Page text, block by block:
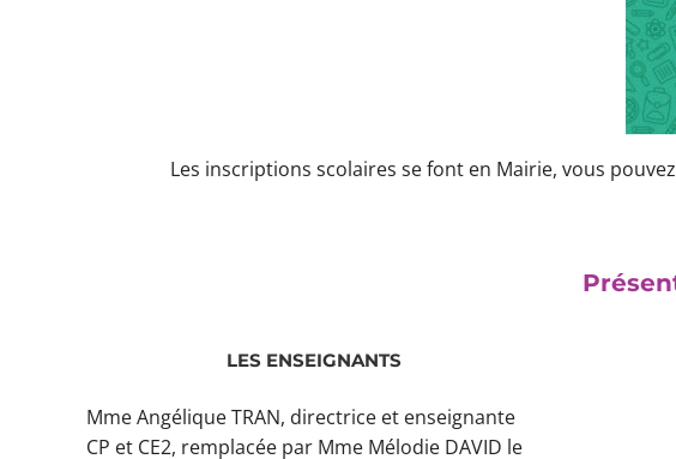
Les inscriptions scolaires se font en Mairie, vous
LES ENSEIGNANTS
Mme Angélique TRAN, directrice et enseignante
CP et CE2, remplacée par Mme Mélodie DAVID le